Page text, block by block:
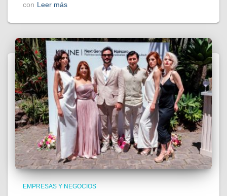
con Leer más
EMPRESAS Y NEGOCIOS